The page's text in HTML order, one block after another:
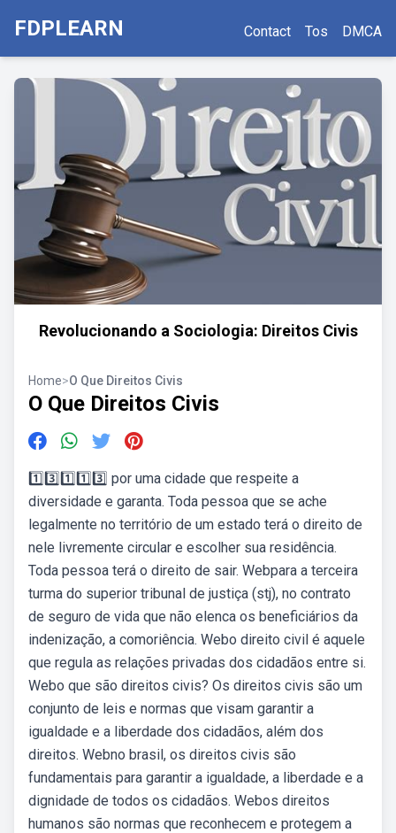
FDPLEARN Contact Tos DMCA
Revolucionando a Sociologia: Direitos Civis
Home>O Que Direitos Civis
O Que Direitos Civis
1️⃣3️⃣1️⃣1️⃣3️⃣ por uma cidade que respeite a
diversidade e garanta. Toda pessoa que se ache
legalmente no território de um estado terá o direito de
nele livremente circular e escolher sua residência.
Toda pessoa terá o direito de sair. Webpara a terceira
turma do superior tribunal de justiça (stj), no contrato
de seguro de vida que não elenca os beneficiários da
indenização, a comoriência. Webo direito civil é aquele
que regula as relações privadas dos cidadãos entre si.
Webo que são direitos civis? Os direitos civis são um
conjunto de leis e normas que visam garantir a
igualdade e a liberdade dos cidadãos, além dos
direitos. Webno brasil, os direitos civis são
fundamentais para garantir a igualdade, a liberdade e a
dignidade de todos os cidadãos. Webos direitos
humanos são normas que reconhecem e protegem a